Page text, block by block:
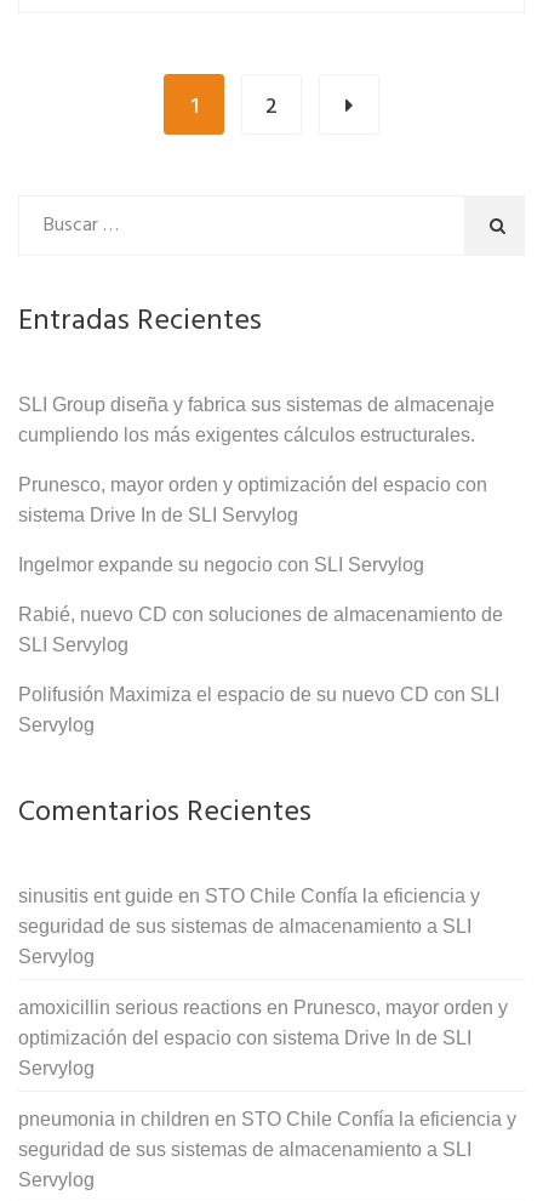
1 2
Entradas Recientes
SLI Group diseña y fabrica sus sistemas de almacenaje
cumpliendo los más exigentes cálculos estructurales.
Prunesco, mayor orden y optimización del espacio con
sistema Drive In de SLI Servylog
Ingelmor expande su negocio con SLI Servylog
Rabié, nuevo CD con soluciones de almacenamiento de
SLI Servylog
Polifusión Maximiza el espacio de su nuevo CD con SLI
Servylog
Comentarios Recientes
sinusitis ent guide en STO Chile Confía la eficiencia y
seguridad de sus sistemas de almacenamiento a SLI
Servylog
amoxicillin serious reactions en Prunesco, mayor orden y
optimización del espacio con sistema Drive In de SLI
Servylog
pneumonia in children en STO Chile Confía la eficiencia y
seguridad de sus sistemas de almacenamiento a SLI
Servylog